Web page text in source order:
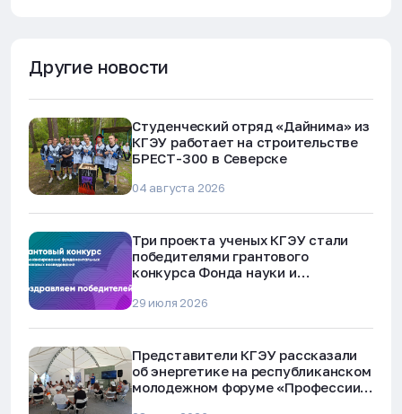
Другие новости
Студенческий отряд «Дайнима» из
КГЭУ работает на строительстве
БРЕСТ-300 в Северске
04 августа 2026
Три проекта ученых КГЭУ стали
победителями грантового
конкурса Фонда науки и
29 июля 2026
Представители КГЭУ рассказали
об энергетике на республиканском
молодежном форуме «Профессии